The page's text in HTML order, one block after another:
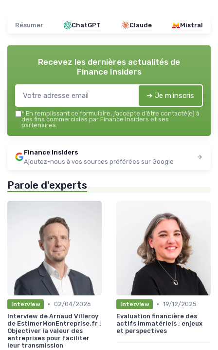
Résumer ChatGPT Claude Mistral
Recevez les dernières actualités de
Finance Insiders
➔ Je m'inscris
* En remplissant ce formulaire, j’accepte d’être contacté(e) à
des fins commerciales par Finance Insiders et ses
partenaires.
Finance Insiders
Ajoutez-nous à vos sources préférées sur Google
Parole d'experts
Interview • 02/04/2026
Interview de Arnaud Villeroy
de EstimerMonEntreprise.fr :
Objectiver la valeur des
entreprises pour faciliter
leur transmission
Interview • 19/12/2025
Evaluation financière des
actifs immatériels : enjeux
et perspectives